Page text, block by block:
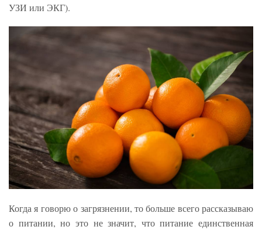
УЗИ или ЭКГ).
Когда я говорю о загрязнении, то больше всего рассказываю
о питании, но это не значит, что питание единственная